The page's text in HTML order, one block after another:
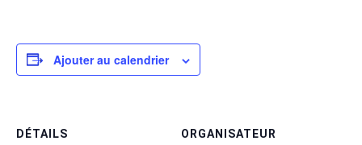
Ajouter au calendrier
DÉTAILS ORGANISATEUR